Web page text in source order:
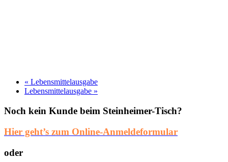
« Lebensmittelausgabe
Lebensmittelausgabe »
Noch kein Kunde beim Steinheimer-Tisch?
Hier geht’s zum Online-Anmeldeformular
oder